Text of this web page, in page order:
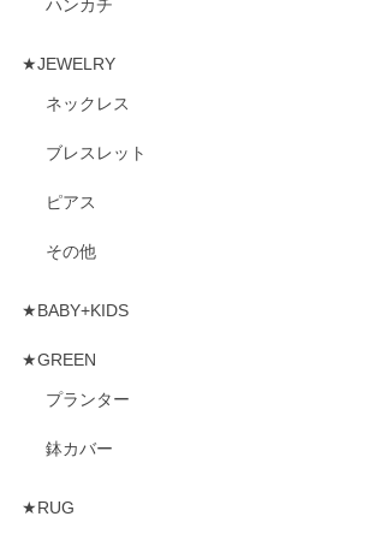
ハンカチ
★JEWELRY
ネックレス
ブレスレット
ピアス
その他
★BABY+KIDS
★GREEN
プランター
鉢カバー
★RUG